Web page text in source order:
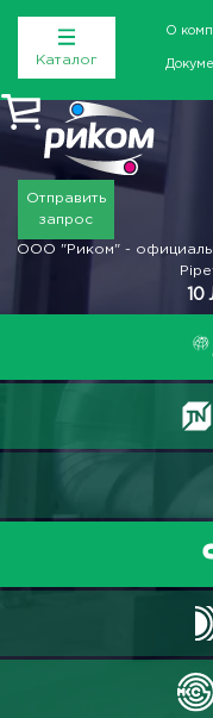
Каталог
О
Отправить
запрос
ООО "Риком" -
10